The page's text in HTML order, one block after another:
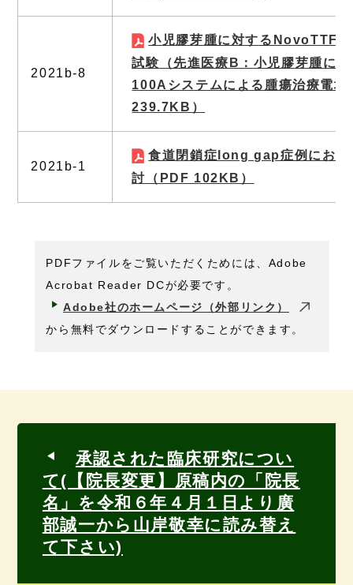
2021b-8
小児膠芽腫に対するNovoTTF-
試験（先進医療B：小児膠芽腫に
100Aシステムによる腫瘍治療電場
239.7KB）
2021b-1
食道閉鎖症long gap症例におけ
討 （PDF 102KB）
PDFファイルをご覧いただくためには、Adobe
Acrobat Reader DCが必要です。
Adobe社のホームページ（外部リンク）
から無料でダウンロードすることができます。
承認された臨床研究につい
て(【院長変更】原稿内の「院長
名」を令和６年４月１日より廣
部誠一から山岸敬幸に読み替え
て下さい)